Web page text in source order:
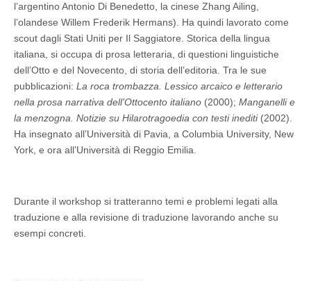
l’argentino Antonio Di Benedetto, la cinese Zhang Ailing,
l’olandese Willem Frederik Hermans). Ha quindi lavorato come
scout dagli Stati Uniti per Il Saggiatore. Storica della lingua
italiana, si occupa di prosa letteraria, di questioni linguistiche
dell’Otto e del Novecento, di storia dell’editoria. Tra le sue
pubblicazioni: La roca trombazza. Lessico arcaico e letterario
nella prosa narrativa dell’Ottocento italiano (2000); Manganelli e
la menzogna. Notizie su Hilarotragoedia con testi inediti(2002).
Ha insegnato all’Università di Pavia, a Columbia University, New
York, e ora all’Università di Reggio Emilia.
Durante il workshop si tratteranno temi e problemi legati alla
traduzione e alla revisione di traduzione lavorando anche su
esempi concreti.